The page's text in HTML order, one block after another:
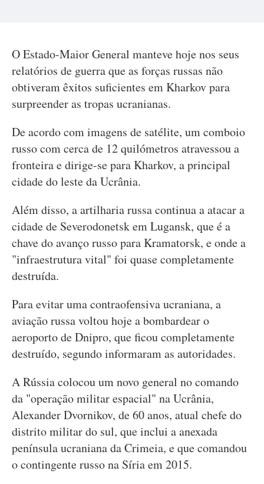
O Estado-Maior General manteve hoje nos seus
relatórios de guerra que as forças russas não
obtiveram êxitos suficientes em Kharkov para
surpreender as tropas ucranianas.
De acordo com imagens de satélite, um comboio
russo com cerca de 12 quilómetros atravessou a
fronteira e dirige-se para Kharkov, a principal
cidade do leste da Ucrânia.
Além disso, a artilharia russa continua a atacar a
cidade de Severodonetsk em Lugansk, que é a
chave do avanço russo para Kramatorsk, e onde a
"infraestrutura vital" foi quase completamente
destruída.
Para evitar uma contraofensiva ucraniana, a
aviação russa voltou hoje a bombardear o
aeroporto de Dnipro, que ficou completamente
destruído, segundo informaram as autoridades.
A Rússia colocou um novo general no comando
da "operação militar espacial" na Ucrânia,
Alexander Dvornikov, de 60 anos, atual chefe do
distrito militar do sul, que inclui a anexada
península ucraniana da Crimeia, e que comandou
o contingente russo na Síria em 2015.